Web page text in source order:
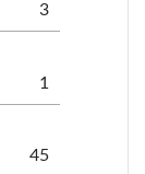
3
1
45